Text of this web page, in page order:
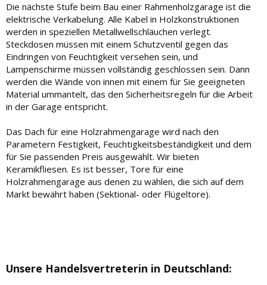
Die nächste Stufe beim Bau einer Rahmenholzgarage ist die
elektrische Verkabelung. Alle Kabel in Holzkonstruktionen
werden in speziellen Metallwellschläuchen verlegt.
Steckdosen müssen mit einem Schutzventil gegen das
Eindringen von Feuchtigkeit versehen sein, und
Lampenschirme müssen vollständig geschlossen sein. Dann
werden die Wände von innen mit einem für Sie geeigneten
Material ummantelt, das den Sicherheitsregeln für die Arbeit
in der Garage entspricht.
Das Dach für eine Holzrahmengarage wird nach den
Parametern Festigkeit, Feuchtigkeitsbeständigkeit und dem
für Sie passenden Preis ausgewählt. Wir bieten
Keramikfliesen. Es ist besser, Tore für eine
Holzrahmengarage aus denen zu wählen, die sich auf dem
Markt bewährt haben (Sektional- oder Flügeltore).
Unsere Handelsvertreterin in Deutschland: